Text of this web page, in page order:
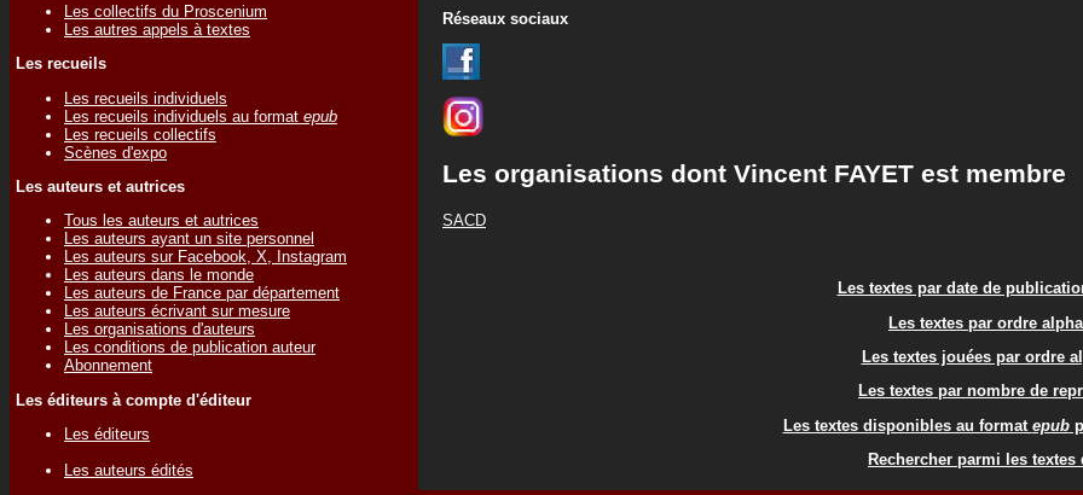
Les collectifs du Proscenium
Les autres appels à textes
Les recueils
Les recueils individuels
Les recueils individuels au format epub
Les recueils collectifs
Scènes d'expo
Les auteurs et autrices
Tous les auteurs et autrices
Les auteurs ayant un site personnel
Les auteurs sur Facebook, X, Instagram
Les auteurs dans le monde
Les auteurs de France par département
Les auteurs écrivant sur mesure
Les organisations d'auteurs
Les conditions de publication auteur
Abonnement
Les éditeurs à compte d'éditeur
Les éditeurs
Les auteurs édités
Réseaux sociaux
Les organisations dont Vincent FAYET est membre
SACD
Les textes par date de
Les textes par ordre
Les textes jouées par ordre
Les textes par nombre de
Les textes disponibles au format epub
Rechercher parmi les textes